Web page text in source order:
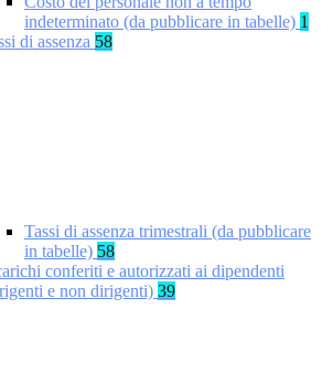
indeterminato (da pubblicare in tabelle) 1
di assenza 58
Tassi di assenza trimestrali (da pubblicare
in tabelle) 58
conferiti e autorizzati ai dipendenti
e non dirigenti) 39